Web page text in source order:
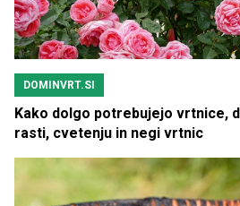
DOMINVRT.SI
Kako dolgo potrebujejo vrtnice,
rasti, cvetenju in negi vrtnic